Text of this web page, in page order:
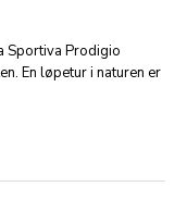
Sportiva Prodigio
En løpetur i naturen er